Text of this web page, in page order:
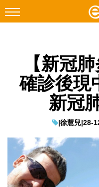
Facebook Instagram
科技焦點
教學評測
EduTech
IT Times
【新冠
確診後現
新冠
|徐慧兒|28-